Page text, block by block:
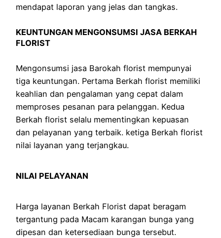
mendapat laporan yang jelas dan tangkas.
KEUNTUNGAN MENGONSUMSI JASA BERKAH
FLORIST
Mengonsumsi jasa Barokah florist mempunyai
tiga keuntungan. Pertama Berkah florist memiliki
keahlian dan pengalaman yang cepat dalam
memproses pesanan para pelanggan. Kedua
Berkah florist selalu mementingkan kepuasan
dan pelayanan yang terbaik. ketiga Berkah florist
nilai layanan yang terjangkau.
NILAI PELAYANAN
Harga layanan Berkah Florist dapat beragam
tergantung pada Macam karangan bunga yang
dipesan dan ketersediaan bunga tersebut.